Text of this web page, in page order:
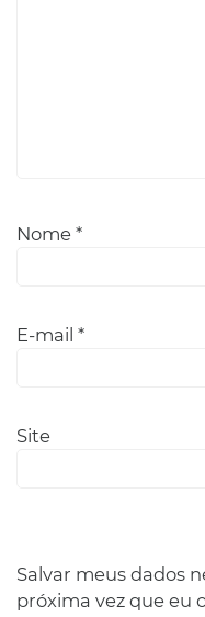
Nome *
E-mail *
Site
Salvar meus dados
próxima vez que eu